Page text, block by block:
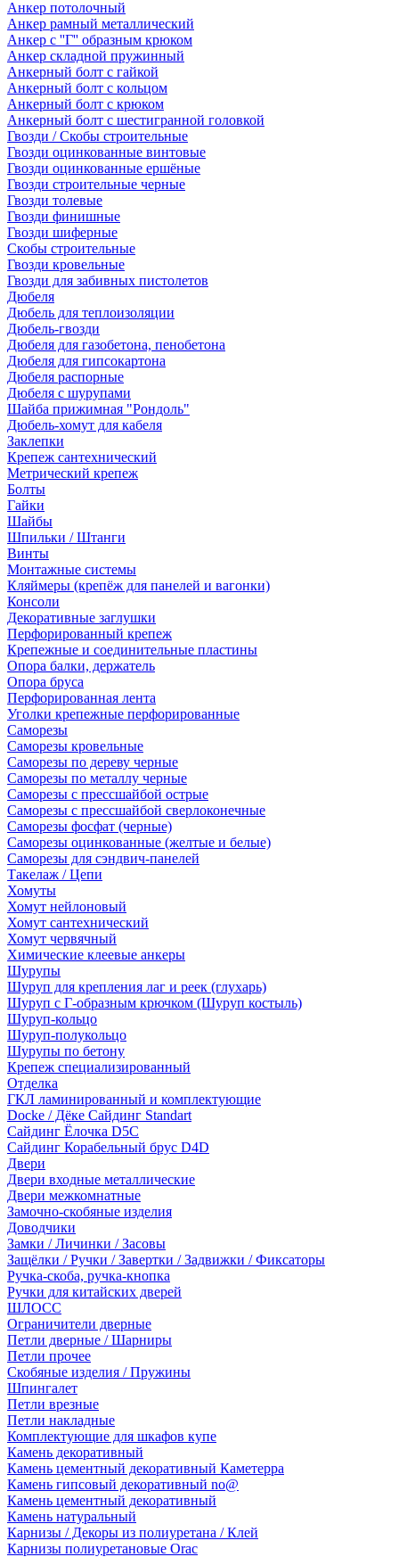
Анкер потолочный
Анкер рамный металлический
Анкер с ''Г'' образным крюком
Анкер складной пружинный
Анкерный болт с гайкой
Анкерный болт с кольцом
Анкерный болт с крюком
Анкерный болт с шестигранной головкой
Гвозди / Скобы строительные
Гвозди оцинкованные винтовые
Гвозди оцинкованные ершёные
Гвозди строительные черные
Гвозди толевые
Гвозди финишные
Гвозди шиферные
Скобы строительные
Гвозди кровельные
Гвозди для забивных пистолетов
Дюбеля
Дюбель для теплоизоляции
Дюбель-гвозди
Дюбеля для газобетона, пенобетона
Дюбеля для гипсокартона
Дюбеля распорные
Дюбеля с шурупами
Шайба прижимная "Рондоль"
Дюбель-хомут для кабеля
Заклепки
Крепеж сантехнический
Метрический крепеж
Болты
Гайки
Шайбы
Шпильки / Штанги
Винты
Монтажные системы
Кляймеры (крепёж для панелей и вагонки)
Консоли
Декоративные заглушки
Перфорированный крепеж
Крепежные и соединительные пластины
Опора балки, держатель
Опора бруса
Перфорированная лента
Уголки крепежные перфорированные
Саморезы
Саморезы кровельные
Саморезы по дереву черные
Саморезы по металлу черные
Саморезы с прессшайбой острые
Саморезы с прессшайбой сверлоконечные
Саморезы фосфат (черные)
Саморезы оцинкованные (желтые и белые)
Саморезы для сэндвич-панелей
Такелаж / Цепи
Хомуты
Хомут нейлоновый
Хомут сантехнический
Хомут червячный
Химические клеевые анкеры
Шурупы
Шуруп для крепления лаг и реек (глухарь)
Шуруп с Г-образным крючком (Шуруп костыль)
Шуруп-кольцо
Шуруп-полукольцо
Шурупы по бетону
Крепеж специализированный
Отделка
ГКЛ ламинированный и комплектующие
Docke / Дёке Сайдинг Standart
Сайдинг Ёлочка D5C
Сайдинг Корабельный брус D4D
Двери
Двери входные металлические
Двери межкомнатные
Замочно-скобяные изделия
Доводчики
Замки / Личинки / Засовы
Защёлки / Ручки / Завертки / Задвижки / Фиксаторы
Ручка-скоба, ручка-кнопка
Ручки для китайских дверей
ШЛОСС
Ограничители дверные
Петли дверные / Шарниры
Петли прочее
Скобяные изделия / Пружины
Шпингалет
Петли врезные
Петли накладные
Комплектующие для шкафов купе
Камень декоративный
Камень цементный декоративный Каметерра
Камень гипсовый декоративный no@
Камень цементный декоративный
Камень натуральный
Карнизы / Декоры из полиуретана / Клей
Карнизы полиуретановые Orac